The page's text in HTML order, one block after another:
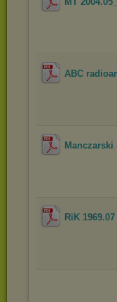
ABC
Manczarski
RiK